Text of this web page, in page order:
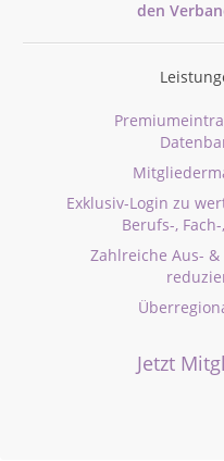
den
Exklusiv-Login zu
Berufs-,
Zahlreiche Aus-
Jetzt